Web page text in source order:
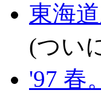
東海
(つい
'97 春